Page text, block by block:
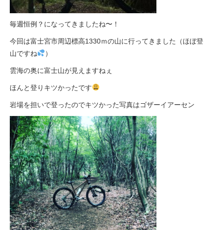
特集
メディア
募集中の求人情報
法人様
法人様向け割引
その他
お問い合わせ
毎週恒例？になってきましたね〜！
今回は富士宮市周辺標高1330ｍの山に行ってきました（ほぼ登
山ですね
）
雲海の奥に富士山が見えますねぇ
ほんと登りキツかったです
岩場を担いで登ったのでキツかった写真はゴザーイアーセン